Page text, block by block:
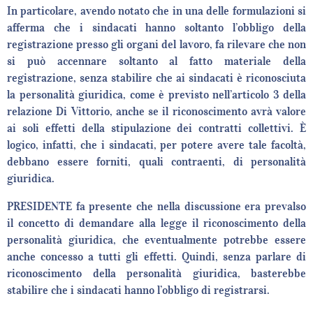
In particolare, avendo notato che in una delle formulazioni si
afferma che i sindacati hanno soltanto l’obbligo della
registrazione presso gli organi del lavoro, fa rilevare che non
si può accennare soltanto al fatto materiale della
registrazione, senza stabilire che ai sindacati è riconosciuta
la personalità giuridica, come è previsto nell’articolo 3 della
relazione Di Vittorio, anche se il riconoscimento avrà valore
ai soli effetti della stipulazione dei contratti collettivi. È
logico, infatti, che i sindacati, per potere avere tale facoltà,
debbano essere forniti, quali contraenti, di personalità
giuridica.
PRESIDENTE fa presente che nella discussione era prevalso
il concetto di demandare alla legge il riconoscimento della
personalità giuridica, che eventualmente potrebbe essere
anche concesso a tutti gli effetti. Quindi, senza parlare di
riconoscimento della personalità giuridica, basterebbe
stabilire che i sindacati hanno l’obbligo di registrarsi.